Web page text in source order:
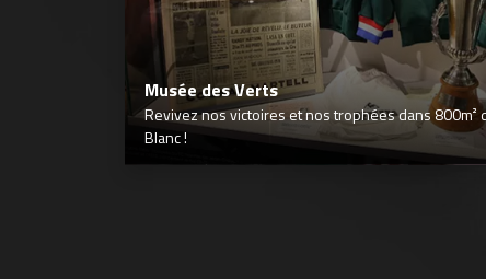
Musée des Verts
Revivez nos victoires et nos trophées dans 800m²
Blanc !